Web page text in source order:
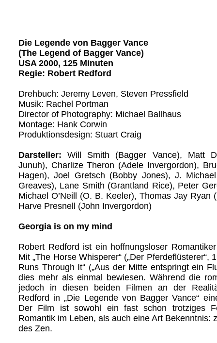
Die Legende von Bagger Vance
(The Legend of Bagger Vance)
USA 2000, 125 Minuten
Regie: Robert Redford
Drehbuch: Jeremy Leven, Steven Pressfield
Musik: Rachel Portman
Director of Photography: Michael Ballhaus
Montage: Hank Corwin
Produktionsdesign: Stuart Craig
Darsteller:Will Smith (Bagger Vance), Matt
Junuh), Charlize Theron (Adele Invergordon),
Hagen), Joel Gretsch (Bobby Jones), J.
Greaves), Lane Smith (Grantland Rice), Peter
Michael O’Neill (O. B. Keeler), Thomas Jay Ryan
Harve Presnell (John Invergordon)
Georgia is on my mind
Robert Redford ist ein hoffnungsloser
Mit „The Horse Whisperer“ („Der Pferdeflüsterer“,
Runs Through It“ („Aus der Mitte entspringt ein
dies mehr als einmal bewiesen. Während die
jedoch in diesen beiden Filmen an der
Redford in „Die Legende von Bagger Vance“
Der Film ist sowohl ein fast schon trotziges
Romantik im Leben, als auch eine Art Bekenntnis:
des Zen.